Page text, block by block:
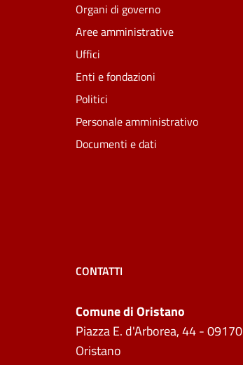
Organi di governo
Aree amministrative
Uffici
Enti e fondazioni
Politici
Personale amministrativo
Documenti e dati
CONTATTI
Comune di Oristano
Piazza E. d'Arborea, 44 - 09170
Oristano